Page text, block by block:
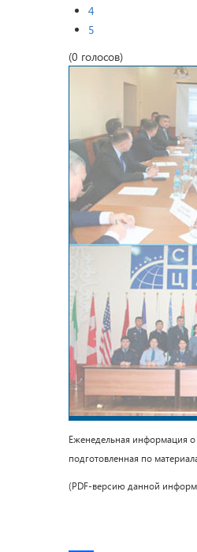
4
5
(0 голосов)
Еженедельная информация
подготовленная по
(PDF-версию данной